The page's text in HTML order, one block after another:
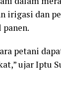
irigasi dan
petani
ujar Iptu